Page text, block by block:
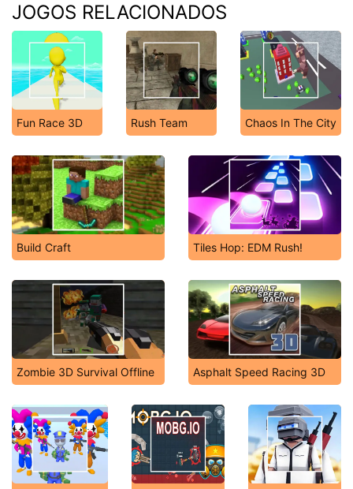
JOGOS RELACIONADOS
Fun Race 3D Rush Team Chaos In The City
Build Craft Tiles Hop: EDM Rush!
Zombie 3D Survival Offline Asphalt Speed Racing 3D